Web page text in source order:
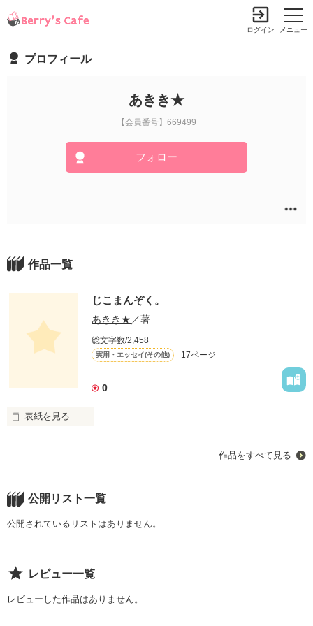
メニュー
ログイン
プロフィール
あきき★
【会員番号】669499
フォロー
作品一覧
じこまんぞく。
あきき★ ／著
総文字数/2,458
実用・エッセイ(その他) 17ページ
0
表紙を見る
わたしのじこまんぞく。にっき。
わたしの今までの生活
作品をすべて見る
公開リスト一覧
公開されているリストはありません。
レビュー一覧
レビューした作品はありません。